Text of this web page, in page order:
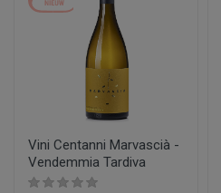
Vini Centanni Marvascià -
Vendemmia Tardiva